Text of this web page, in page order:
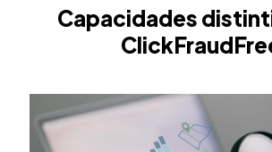
Capacidades